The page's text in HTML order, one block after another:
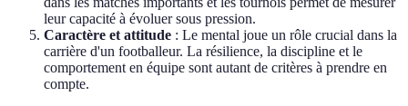
leur capacité à évoluer sous pression.
Caractère et attitude : Le mental joue un rôle crucial dans la
carrière d'un footballeur. La résilience, la discipline et le
comportement en équipe sont autant de critères à prendre en
compte.